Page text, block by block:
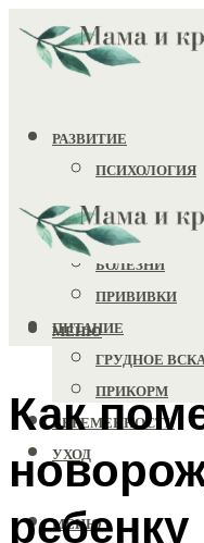
РАЗВИТИЕ
ПСИХОЛОГИЯ
ИГРУШКИ
ЗДОРОВЬЕ
БОЛЕЗНИ
ПРИВИВКИ
ПИТАНИЕ
ГРУДНОЕ
ПРИКОРМ
БЕРЕМЕННОСТЬ
УХОД
МЕНЮ
МЕНЮ
Как
ребенку